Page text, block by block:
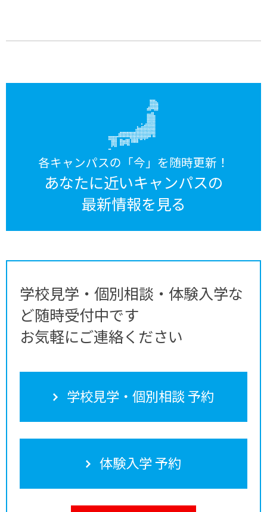
各キャンパスの「今」を随時更新！
あなたに近いキャンパスの
最新情報を見る
学校見学・個別相談・体験入学な
ど随時受付中です
お気軽にご連絡ください
学校見学・個別相談 予約
体験入学 予約